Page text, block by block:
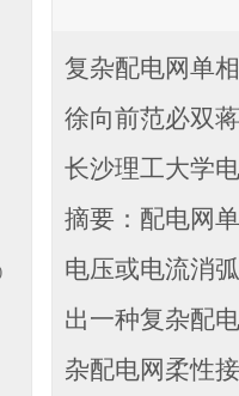
复杂配电网单
徐向前范必双
长沙理工大学
摘要：配电网
电压或电流消
出一种复杂配
杂配电网柔性